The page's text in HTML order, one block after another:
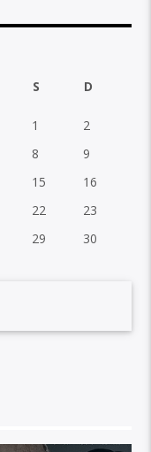
S D
1
2
8
9
15
16
22
23
29
30